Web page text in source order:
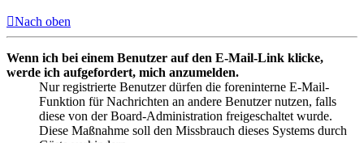
Nach oben
Wenn ich bei einem Benutzer auf den E-Mail-Link klicke,
werde ich aufgefordert, mich anzumelden.
Nur registrierte Benutzer dürfen die foreninterne E-Mail-
Funktion für Nachrichten an andere Benutzer nutzen, falls
diese von der Board-Administration freigeschaltet wurde.
Diese Maßnahme soll den Missbrauch dieses Systems durch